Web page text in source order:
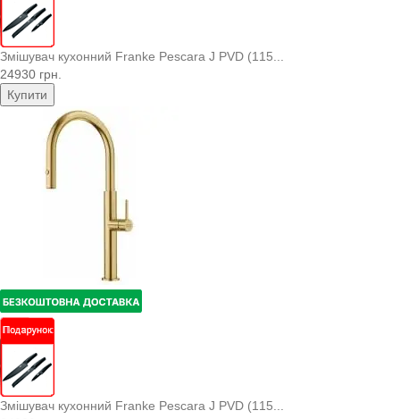
Змішувач кухонний Franke Pescara J PVD (115...
24930 грн.
Купити
Змішувач кухонний Franke Pescara J PVD (115...